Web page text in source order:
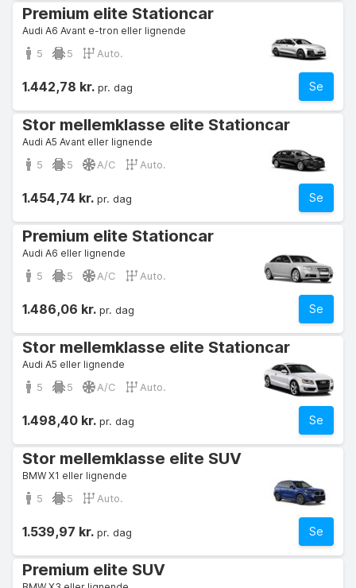
Premium elite Stationcar
Audi A6 Avant e-tron eller lignende
5 5 Auto.
Se
1.442,78 kr. pr. dag
Stor mellemklasse elite Stationcar
Audi A5 Avant eller lignende
5 5 A/C Auto.
Se
1.454,74 kr. pr. dag
Premium elite Stationcar
Audi A6 eller lignende
5 5 A/C Auto.
Se
1.486,06 kr. pr. dag
Stor mellemklasse elite Stationcar
Audi A5 eller lignende
5 5 A/C Auto.
Se
1.498,40 kr. pr. dag
Stor mellemklasse elite SUV
BMW X1 eller lignende
5 5 Auto.
Se
1.539,97 kr. pr. dag
Premium elite SUV